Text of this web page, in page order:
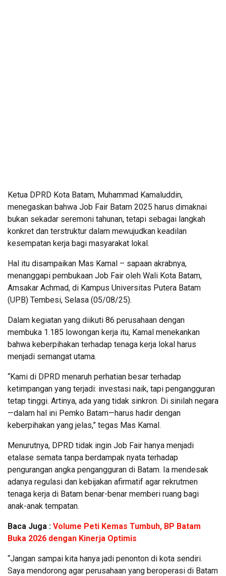
Ketua DPRD Kota Batam, Muhammad Kamaluddin,
menegaskan bahwa Job Fair Batam 2025 harus dimaknai
bukan sekadar seremoni tahunan, tetapi sebagai langkah
konkret dan terstruktur dalam mewujudkan keadilan
kesempatan kerja bagi masyarakat lokal.
Hal itu disampaikan Mas Kamal – sapaan akrabnya,
menanggapi pembukaan Job Fair oleh Wali Kota Batam,
Amsakar Achmad, di Kampus Universitas Putera Batam
(UPB) Tembesi, Selasa (05/08/25).
Dalam kegiatan yang diikuti 86 perusahaan dengan
membuka 1.185 lowongan kerja itu, Kamal menekankan
bahwa keberpihakan terhadap tenaga kerja lokal harus
menjadi semangat utama.
“Kami di DPRD menaruh perhatian besar terhadap
ketimpangan yang terjadi: investasi naik, tapi pengangguran
tetap tinggi. Artinya, ada yang tidak sinkron. Di sinilah negara
—dalam hal ini Pemko Batam—harus hadir dengan
keberpihakan yang jelas,” tegas Mas Kamal.
Menurutnya, DPRD tidak ingin Job Fair hanya menjadi
etalase semata tanpa berdampak nyata terhadap
pengurangan angka pengangguran di Batam. Ia mendesak
adanya regulasi dan kebijakan afirmatif agar rekrutmen
tenaga kerja di Batam benar-benar memberi ruang bagi
anak-anak tempatan.
Baca Juga : Volume Peti Kemas Tumbuh, BP Batam
Buka 2026 dengan Kinerja Optimis
“Jangan sampai kita hanya jadi penonton di kota sendiri.
Saya mendorong agar perusahaan yang beroperasi di Batam